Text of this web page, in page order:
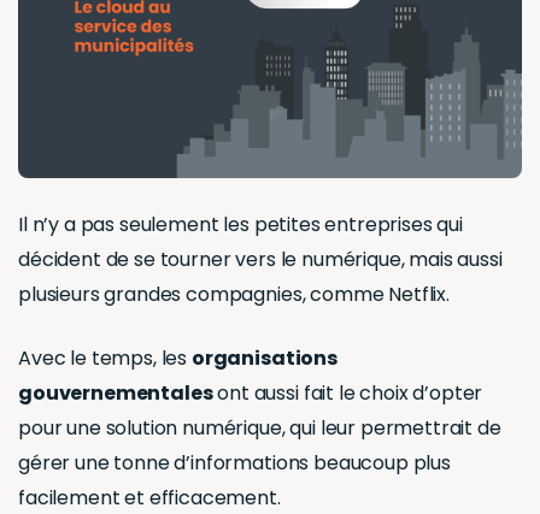
Il n’y a pas seulement les petites entreprises qui
décident de se tourner vers le numérique, mais aussi
plusieurs grandes compagnies, comme Netflix.
Avec le temps, les organisations
gouvernementalesont aussi fait le choix d’opter
pour une solution numérique, qui leur permettrait de
gérer une tonne d’informations beaucoup plus
facilement et efficacement.